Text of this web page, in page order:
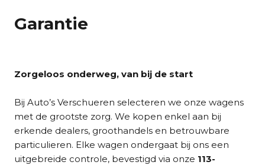
Garantie
Zorgeloos onderweg, van bij de start
Bij Auto’s Verschueren selecteren we onze wagens
met de grootste zorg. We kopen enkel aan bij
erkende dealers, groothandels en betrouwbare
particulieren. Elke wagen ondergaat bij ons een
uitgebreide controle, bevestigd via onze 113-